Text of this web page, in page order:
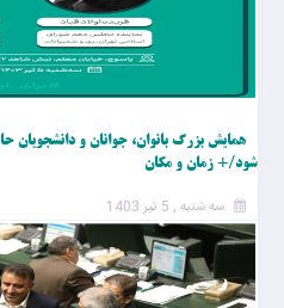
همایش بزرگ بانوان، جوانان و دانشجویان
شود/+ زمان و مکان
سه شنبه , 5 تیر 1403